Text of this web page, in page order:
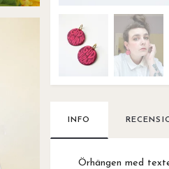
INFO
Örhängen med